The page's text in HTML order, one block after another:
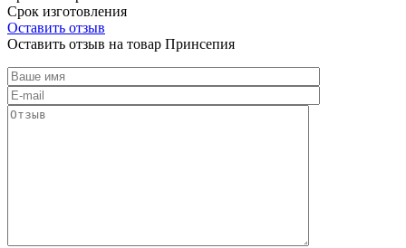
Срок изготовления
Оставить отзыв
Оставить отзыв на товар Принсепия